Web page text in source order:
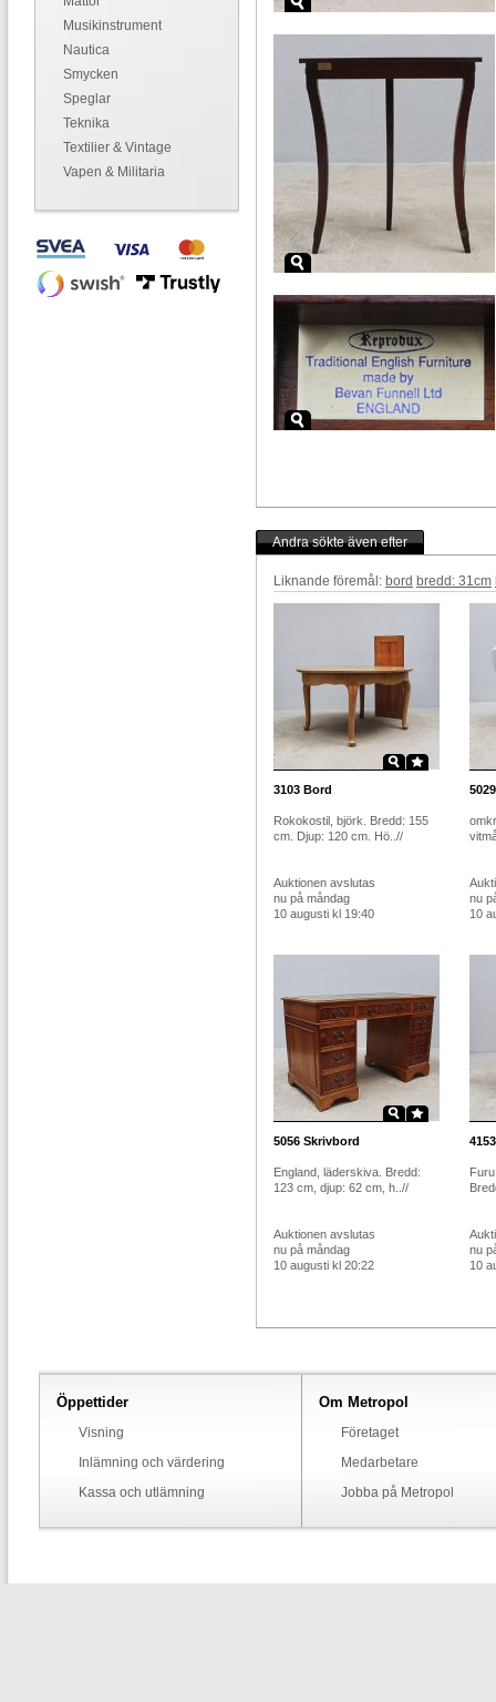
Musikinstrument
Nautica
Smycken
Speglar
Teknika
Textilier & Vintage
Vapen & Militaria
Andra sökte även efter
Liknande föremål: bord bredd: 31cm
3103 Bord
Rokokostil, björk. Bredd: 155
cm. Djup: 120 cm. Hö..//
Auktionen avslutas
nu på måndag
10 augusti kl 19:40
5029
nu
10
5056 Skrivbord
England, läderskiva. Bredd:
123 cm, djup: 62 cm, h..//
Auktionen avslutas
nu på måndag
10 augusti kl 20:22
4153
nu
10
Öppettider
Visning
Inlämning och värdering
Kassa och utlämning
Om Metropol
Företaget
Medarbetare
Jobba på Metropol